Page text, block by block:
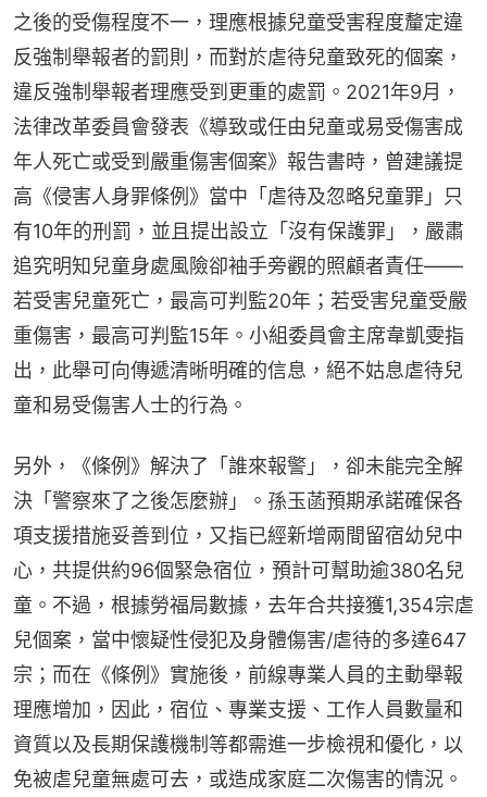
之後的受傷程度不一，理應根據兒童受害程度釐定違
反強制舉報者的罰則，而對於虐待兒童致死的個案，
違反強制舉報者理應受到更重的處罰。2021年9月，
法律改革委員會發表《導致或任由兒童或易受傷害成
年人死亡或受到嚴重傷害個案》報告書時，曾建議提
高《侵害人身罪條例》當中「虐待及忽略兒童罪」只
有10年的刑罰，並且提出設立「沒有保護罪」，嚴肅
追究明知兒童身處風險卻袖手旁觀的照顧者責任——
若受害兒童死亡，最高可判監20年；若受害兒童受嚴
重傷害，最高可判監15年。小組委員會主席韋凱雯指
出，此舉可向傳遞清晰明確的信息，絕不姑息虐待兒
童和易受傷害人士的行為。
另外，《條例》解決了「誰來報警」，卻未能完全解
決「警察來了之後怎麼辦」。孫玉菡預期承諾確保各
項支援措施妥善到位，又指已經新增兩間留宿幼兒中
心，共提供約96個緊急宿位，預計可幫助逾380名兒
童。不過，根據勞福局數據，去年合共接獲1,354宗虐
兒個案，當中懷疑性侵犯及身體傷害/虐待的多達647
宗；而在《條例》實施後，前線專業人員的主動舉報
理應增加，因此，宿位、專業支援、工作人員數量和
資質以及長期保護機制等都需進一步檢視和優化，以
免被虐兒童無處可去，或造成家庭二次傷害的情況。